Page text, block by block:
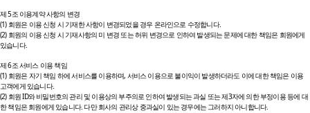
제 5조 이용계약 사항의 변경
(1) 회원은 이용 신청 시 기재한 사항이 변경되었을 경우 온라인으로 수정합니다.
(2) 회원의 이용 신청 시 기재사항의 미 변경 또는 허위 변경으로 인하여 발생되는 문제에 대한 책임은 회원에게
있습니다.
제 6조 서비스 이용 책임
(1) 회원은 자기 책임 하에 서비스를 이용하며, 서비스 이용으로 불이익이 발생하더라도 이에 대한 책임은 이용
고객에게 있습니다.
(2) 회원 ID와 비밀번호의 관리 및 이용상의 부주의로 인하여 발생되는 과실 또는 제3자에 의한 부정이용 등에 대
한 책임은 회원에게 있습니다. 다만 회사의 관리상 중과실이 있는 경우에는 그러하지 아니합니다.